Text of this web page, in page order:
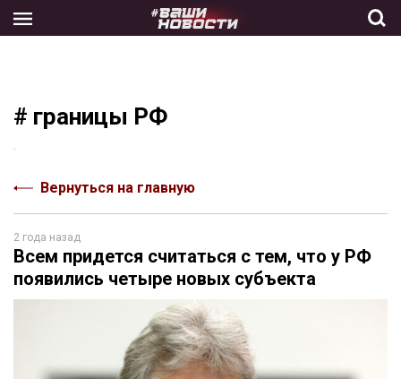
the
# границы РФ
Вернуться на главную
2 года назад
Всем придется считаться с тем, что у РФ
появились четыре новых субъекта